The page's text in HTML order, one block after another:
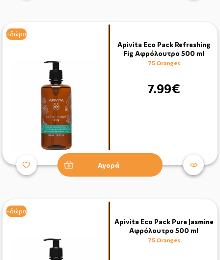
+δώρο
+δώρο
Apivita Eco Pack Refreshing
Fig Αφρόλουτρο 500 ml
75 Oranges
7.99€
Αγορά
+δώρο
+δώρο
Apivita Eco Pack Pure Jasmine
Αφρόλουτρο 500 ml
75 Oranges